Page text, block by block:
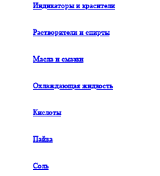
Индикаторы и красители
Растворители и спирты
Масла и смазки
Охлаждающая жидкость
Кислоты
Пайка
Соль